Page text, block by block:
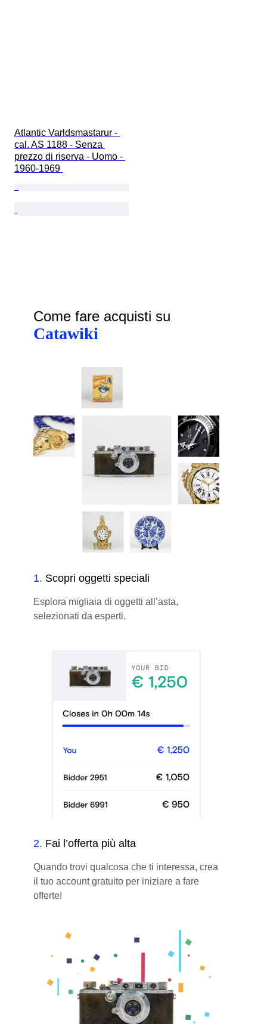
Atlantic Varldsmastarur -
cal. AS 1188 - Senza
prezzo di riserva - Uomo -
1960-1969
Come fare acquisti su
Catawiki
1. Scopri oggetti speciali
Esplora migliaia di oggetti all’asta,
selezionati da esperti.
2. Fai l’offerta più alta
Quando trovi qualcosa che ti interessa, crea
il tuo account gratuito per iniziare a fare
offerte!